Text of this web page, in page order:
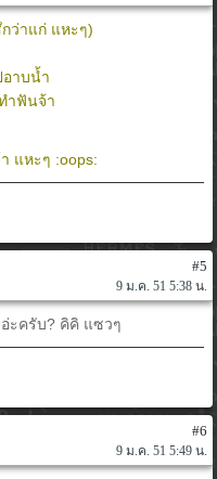
ว่าแก่ แหะๆ)
อาบน้ำ
ำฟันจ้า
แหะๆ :oops:
#5
9 ม.ค. 51 5:38 น.
ะครับ? คิคิ แซวๆ
#6
9 ม.ค. 51 5:49 น.